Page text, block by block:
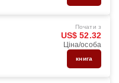
Почати з
US$ 52.32
Ціна/особа
книга